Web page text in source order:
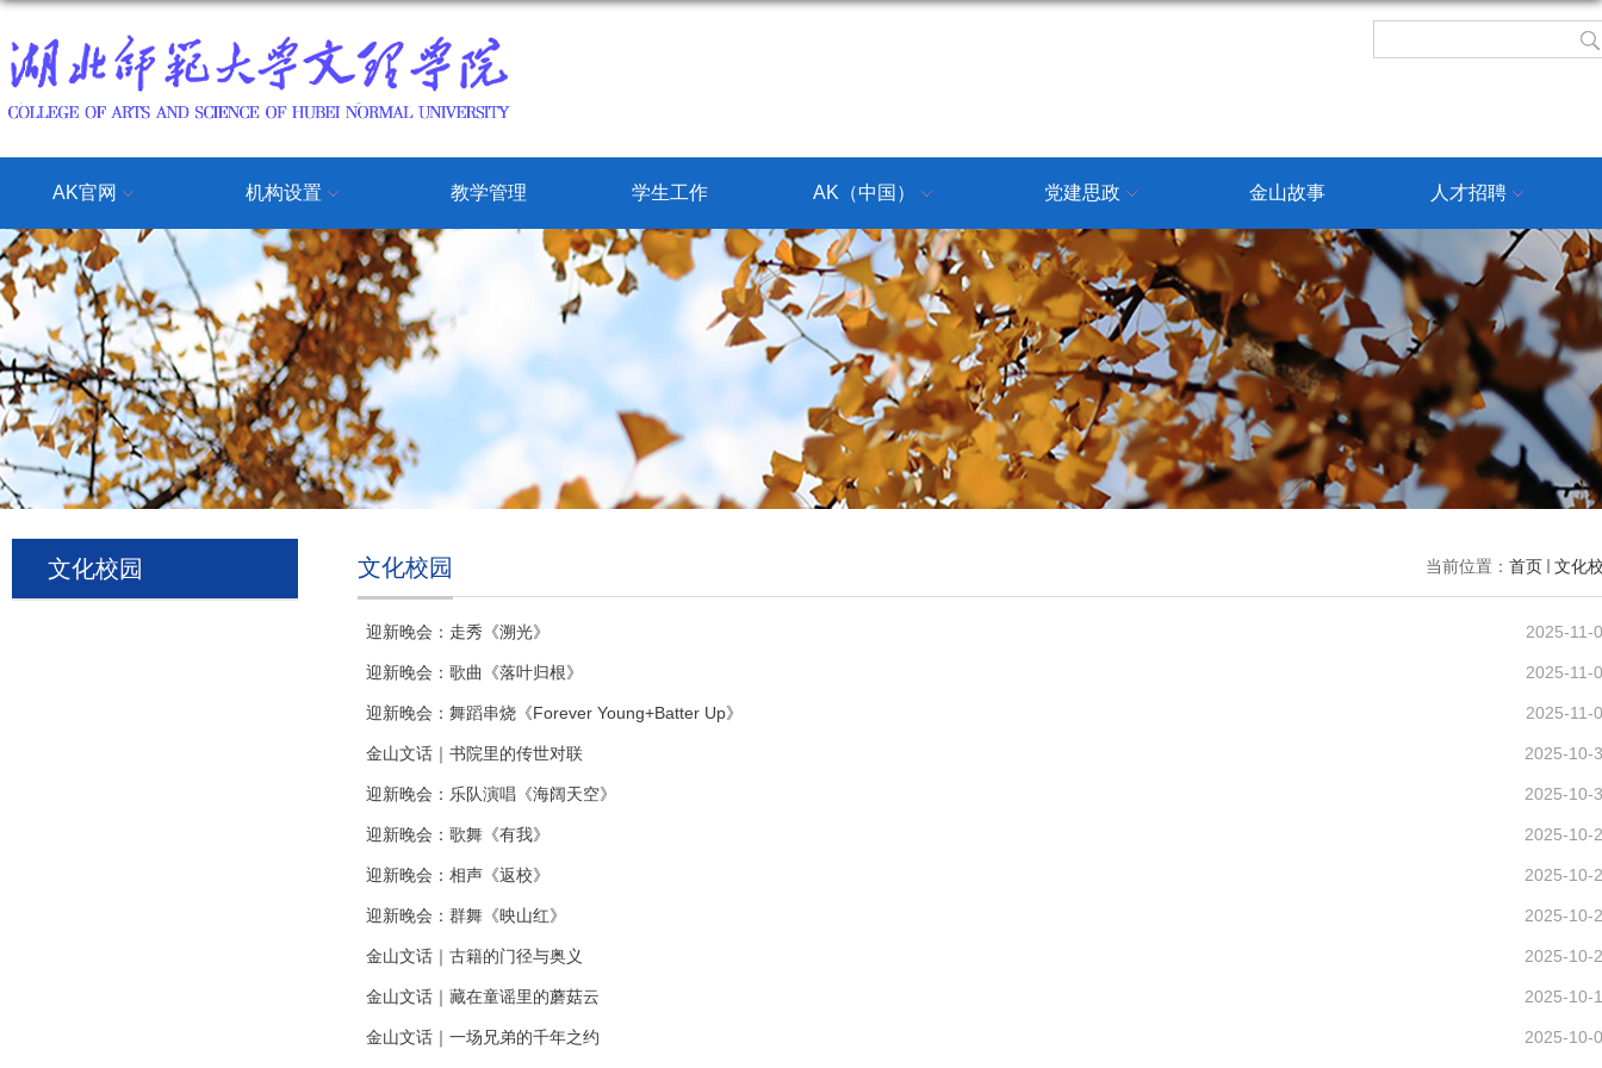
AK官网 机构设置 教学管理 学生工作 AK（中国） 党建思政 金山故事 人才招聘
文化校园 当前位置： 首页 文化
文化校园
迎新晚会：走秀《溯光》 2025-11-
迎新晚会：歌曲《落叶归根》 2025-11-
迎新晚会：舞蹈串烧《Forever Young+Batter Up》 2025-11-
金山文话｜书院里的传世对联 2025-10-
迎新晚会：乐队演唱《海阔天空》 2025-10-
迎新晚会：歌舞《有我》 2025-10-
迎新晚会：相声《返校》 2025-10-
迎新晚会：群舞《映山红》 2025-10-
金山文话｜古籍的门径与奥义 2025-10-
金山文话｜藏在童谣里的蘑菇云 2025-10-
金山文话｜一场兄弟的千年之约 2025-10-